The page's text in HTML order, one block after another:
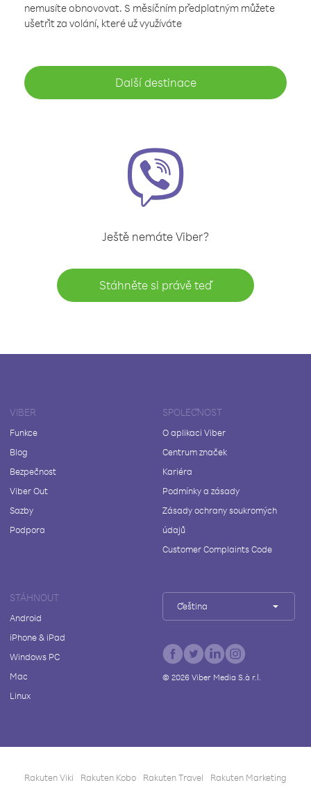
nemusíte obnovovat. S měsíčním předplatným můžete
ušetřit za volání, které už využíváte
Další destinace
Ještě nemáte Viber?
Stáhněte si právě teď
VIBER
Funkce
Blog
Bezpečnost
Viber Out
Sazby
Podpora
SPOLEČNOST
O aplikaci Viber
Centrum značek
Kariéra
Podmínky a zásady
Zásady ochrany soukromých
údajů
Customer Complaints Code
STÁHNOUT
Android
iPhone & iPad
Windows PC
Mac
Linux
Čeština
© 2026Viber Media S.à r.l.
Rakuten Viki Rakuten Kobo Rakuten Travel Rakuten Marketing